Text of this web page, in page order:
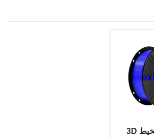
أزرق ASA الخيط 3D